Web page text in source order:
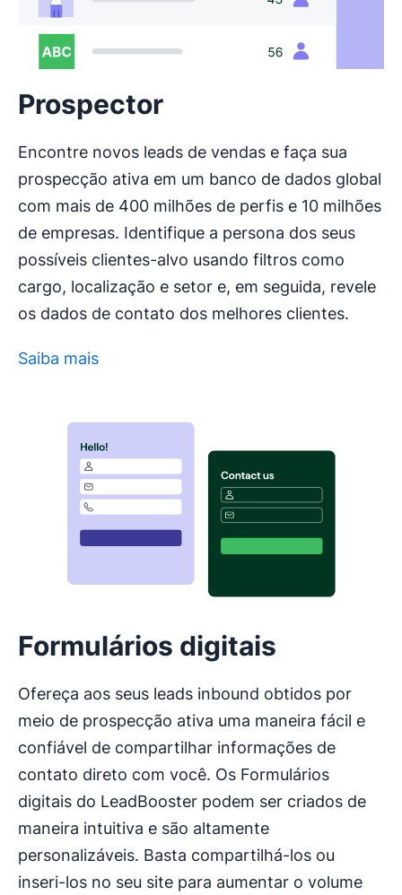
Prospector
Encontre novos leads de vendas e faça sua
prospecção ativa em um banco de dados global
com mais de 400 milhões de perfis e 10 milhões
de empresas. Identifique a persona dos seus
possíveis clientes-alvo usando filtros como
cargo, localização e setor e, em seguida, revele
os dados de contato dos melhores clientes.
Saiba mais
Abre em uma nova janela
Formulários digitais
Ofereça aos seus leads inbound obtidos por
meio de prospecção ativa uma maneira fácil e
confiável de compartilhar informações de
contato direto com você. Os Formulários
digitais do LeadBooster podem ser criados de
maneira intuitiva e são altamente
personalizáveis. Basta compartilhá-los ou
inseri-los no seu site para aumentar o volume